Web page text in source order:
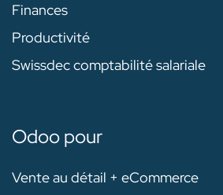
Finances
Productivité
Swissdec comptabilité salariale
Odoo pour
Vente au détail + eCommerce